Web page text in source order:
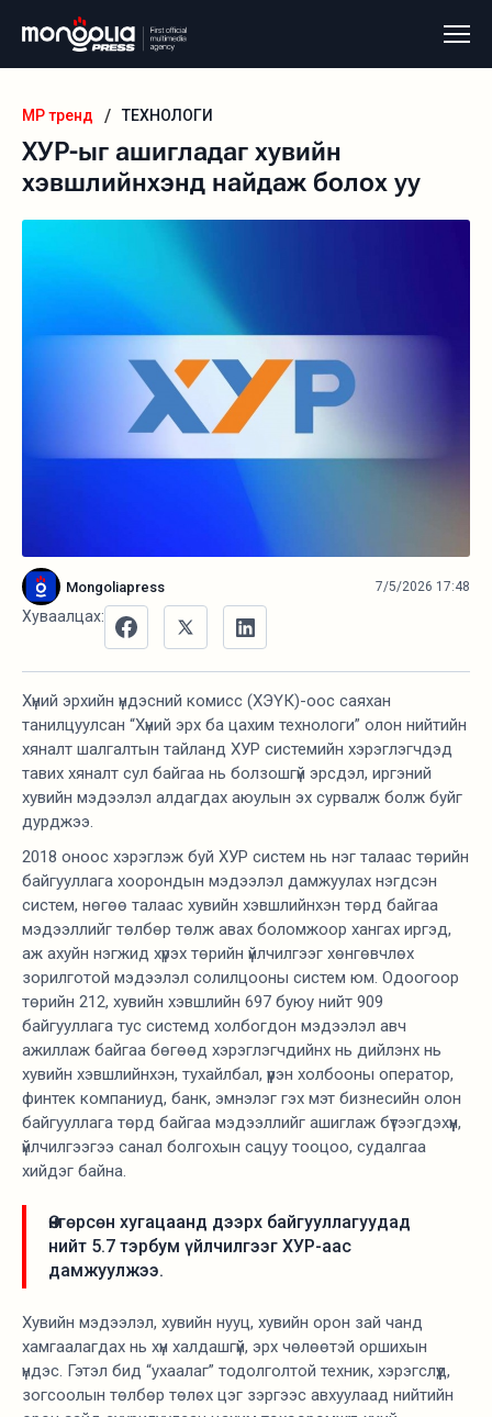
MP тренд / ТЕХНОЛОГИ
ХУР-ыг ашигладаг хувийн
хэвшлийнхэнд найдаж болох уу
Mongoliapress 7/5/2026 17:48
Хуваалцах:
Хүний эрхийн үндэсний комисс (ХЭҮК)-оос саяхан
танилцуулсан “Хүний эрх ба цахим технологи” олон нийтийн
хяналт шалгалтын тайланд ХУР системийн хэрэглэгчдэд
тавих хяналт сул байгаа нь болзошгүй эрсдэл, иргэний
хувийн мэдээлэл алдагдах аюулын эх сурвалж болж буйг
дурджээ.
2018 оноос хэрэглэж буй ХУР систем нь нэг талаас төрийн
байгууллага хоорондын мэдээлэл дамжуулах нэгдсэн
систем, нөгөө талаас хувийн хэвшлийнхэн төрд байгаа
мэдээллийг төлбөр төлж авах боломжоор хангах иргэд,
аж ахуйн нэгжид хүрэх төрийн үйлчилгээг хөнгөвчлөх
зорилготой мэдээлэл солилцооны систем юм. Одоогоор
төрийн 212, хувийн хэвшлийн 697 буюу нийт 909
байгууллага тус системд холбогдон мэдээлэл авч
ажиллаж байгаа бөгөөд хэрэглэгчдийнх нь дийлэнх нь
хувийн хэвшлийнхэн, тухайлбал, үүрэн холбооны оператор,
финтек компаниуд, банк, эмнэлэг гэх мэт бизнесийн олон
байгууллага төрд байгаа мэдээллийг ашиглаж бүтээгдэхүүн,
үйлчилгээгээ санал болгохын сацуу тооцоо, судалгаа
хийдэг байна.
Өнгөрсөн хугацаанд дээрх байгууллагуудад
нийт 5.7 тэрбум үйлчилгээг ХУР-аас
дамжуулжээ.
Хувийн мэдээлэл, хувийн нууц, хувийн орон зай чанд
хамгаалагдах нь хүн халдашгүй, эрх чөлөөтэй оршихын
үндэс. Гэтэл бид “ухаалаг” тодолголтой техник, хэрэгслүүд,
зогсоолын төлбөр төлөх цэг зэргээс авхуулаад нийтийн